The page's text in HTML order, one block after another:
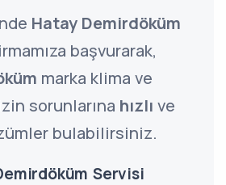
Hatay Demirdöküm
başvurarak,
marka klima ve
sorunlarına hızlı ve
bulabilirsiniz.
Servisi